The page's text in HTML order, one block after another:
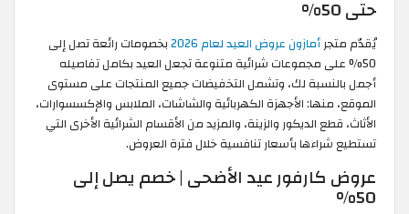
حتى 50%
يُقدّم متجرأمازون عروض العيد لعام 2026
بخصومات رائعة تصل إلى
50% على مجموعات شرائية متنوعة تجعل العيد بكامل تفاصيله
أجمل بالنسبة لك، وتشمل التخفيضات جميع المنتجات على مستوى
الموقع، منها: الأجهزة الكهربائية والشاشات، الملابس والإكسسوارات،
الأثاث، قطع الديكور والزينة، والمزيد من الأقسام الشرائية الأخرى التي
تستطيع شراءها بأسعار تنافسية خلال فترة العروض.
عروض كارفور عيد الأضحى | خصم يصل إلى
50%